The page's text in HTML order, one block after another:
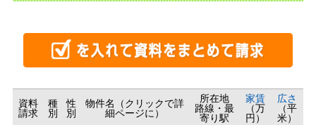
資料
請求
種
別
性
別
物件名（クリックで詳
細ページに）
所在地
路線・最
寄り駅
家賃
（万
円）
広さ
（平
米）